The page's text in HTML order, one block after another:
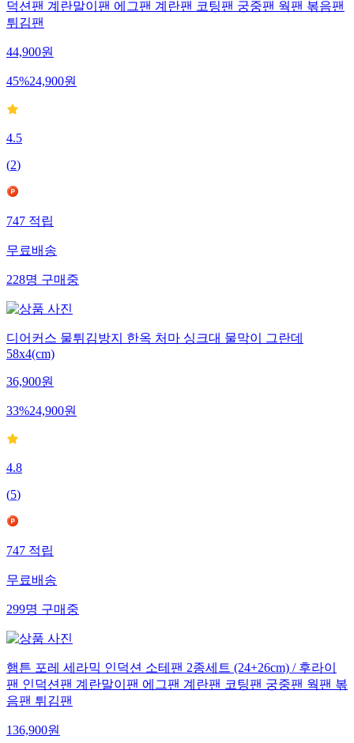
덕션팬 계란말이팬 에그팬 계란팬 코팅팬 궁중팬 웍팬 볶음팬
튀김팬
44,900원
45%24,900원
4.5
(2)
747적립
무료배송
228명구매중
디어커스 물튀김방지 한옥 처마 싱크대 물막이 그란데
58x4(cm)
36,900원
33%24,900원
4.8
(5)
747적립
무료배송
299명구매중
햄튼 포레 세라믹 인덕션 소테팬 2종세트 (24+26cm) / 후라이
팬 인덕션팬 계란말이팬 에그팬 계란팬 코팅팬 궁중팬 웍팬 볶
음팬 튀김팬
136,900원